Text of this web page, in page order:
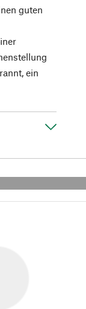
guten
ein